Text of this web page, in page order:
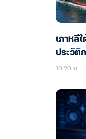
เกาหลี
ประวัติ
10:20 น.